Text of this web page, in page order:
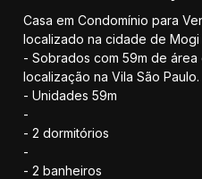
Casa em Condomínio para
localizado na cidade de Mogi
- Sobrados com 59m de
localização na Vila São Paulo.
- Unidades 59m
-
- 2 dormitórios
-
- 2 banheiros